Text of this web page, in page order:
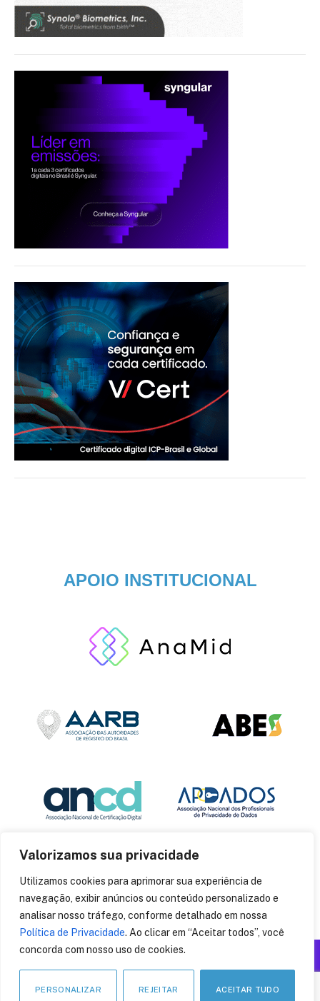
Valorizamos sua privacidade
Utilizamos cookies para aprimorar sua experiência de
navegação, exibir anúncios ou conteúdo personalizado e
analisar nosso tráfego, conforme detalhado em nossa
Política de Privacidade. Ao clicar em “Aceitar todos”, você
concorda com nosso uso de cookies.
PERSONALIZAR REJEITAR ACEITAR TUDO
APOIO INSTITUCIONAL
© 2014CryptoID. Todos os direitos reservados.